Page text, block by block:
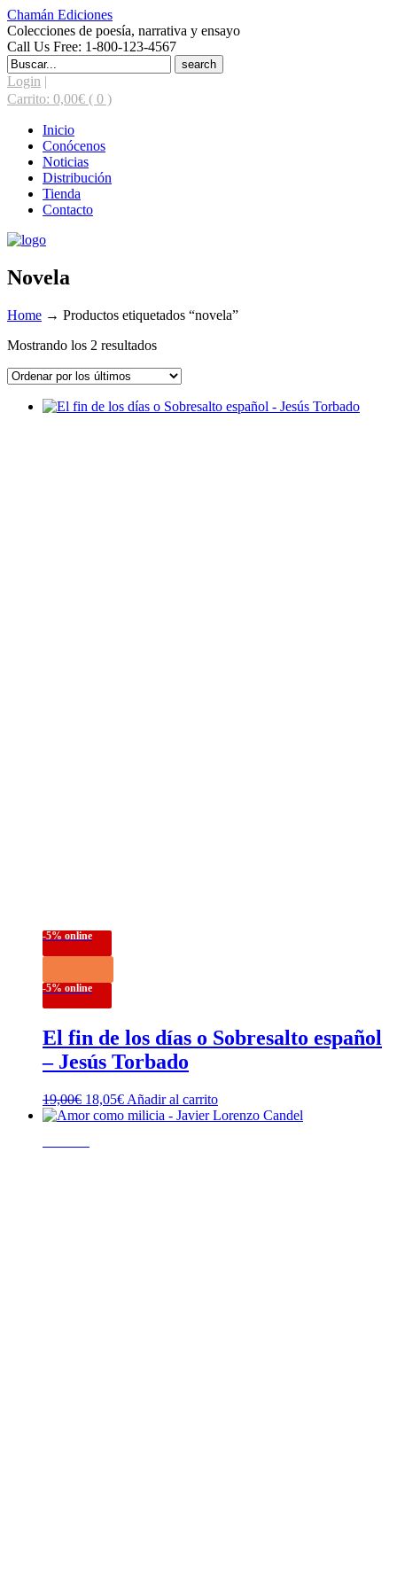
Chamán Ediciones
Colecciones de poesía, narrativa y ensayo
Call Us Free: 1-800-123-4567
Search
for:
Login |
Carrito: 0,00€ ( 0 )
Inicio
Conócenos
Noticias
Distribución
Tienda
Contacto
Novela
Home → Productos etiquetados “novela”
Mostrando los 2 resultadosOrdenado
los
-5% online
-5% online
El fin de los días o Sobresalto español
– Jesús Torbado
19,00€ El
precio
era:
18,05€El
precio
Añadir al carrito